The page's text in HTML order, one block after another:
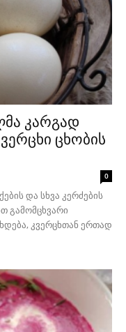
კარგად
ცხობის
0
და სხვა კერძების
გამომცხვარი
კვერცხთან ერთად